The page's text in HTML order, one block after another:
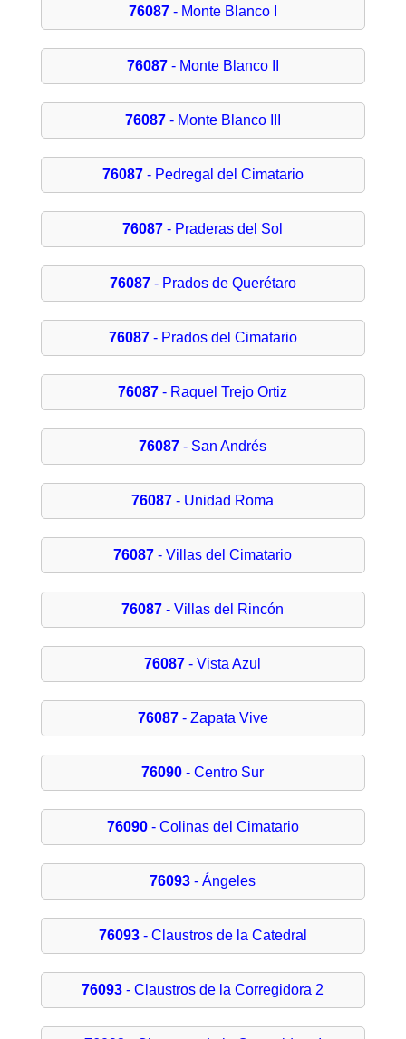
76087- Monte Blanco I
76087- Monte Blanco II
76087- Monte Blanco III
76087- Pedregal del Cimatario
76087 - Praderas del Sol
76087- Prados de Querétaro
76087- Prados del Cimatario
76087 - Raquel Trejo Ortiz
76087 - San Andrés
76087 - Unidad Roma
76087 - Villas del Cimatario
76087 - Villas del Rincón
76087 - Vista Azul
76087- Zapata Vive
76090 - Centro Sur
76090- Colinas del Cimatario
76093 - Ángeles
76093- Claustros de la Catedral
76093 - Claustros de la Corregidora 2